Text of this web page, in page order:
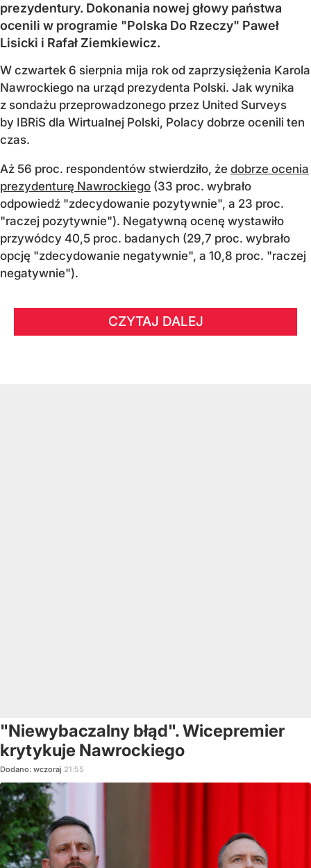
prezydentury. Dokonania nowej głowy państwa
ocenili w programie "Polska Do Rzeczy" Paweł
Lisicki i Rafał Ziemkiewicz.
W czwartek 6 sierpnia mija rok od zaprzysiężenia Karola
Nawrockiego na urząd prezydenta Polski. Jak wynika
z sondażu przeprowadzonego przez United Surveys
by IBRiS dla Wirtualnej Polski, Polacy dobrze ocenili ten
czas.
Aż 56 proc. respondentów stwierdziło, że dobrze ocenia
prezydenturę Nawrockiego (33 proc. wybrało
odpowiedź "zdecydowanie pozytywnie", a 23 proc.
"raczej pozytywnie"). Negatywną ocenę wystawiło
przywódcy 40,5 proc. badanych (29,7 proc. wybrało
opcję "zdecydowanie negatywnie", a 10,8 proc. "raczej
negatywnie").
CZYTAJ DALEJ
"Niewybaczalny błąd". Wicepremier
krytykuje Nawrockiego
Dodano: wczoraj 21:55